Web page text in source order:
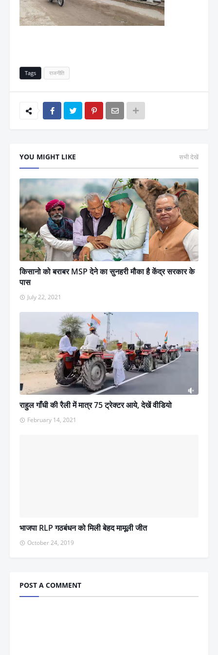
Tags राजनीति
YOU MIGHT LIKE सभी देखें
किसानो को बराबर MSP देने का सुनहरी मौका है केंद्र सरकार के
पास
July 22, 2021
राहुल गाँधी की रैली में मात्र 75 ट्रेक्टर आये, देखें वीडियो
February 14, 2021
भाजपा RLP गठबंधन को मिली बेहद मामूली जीत
October 24, 2019
POST A COMMENT